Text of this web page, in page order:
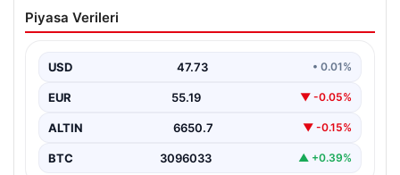
verdi. 4 bina boşaltıldı
Piyasa Verileri
USD 47.73 • 0.01%
EUR 55.19 ▼ -0.05%
ALTIN 6650.7 ▼ -0.15%
BTC 3096033 ▲ +0.39%